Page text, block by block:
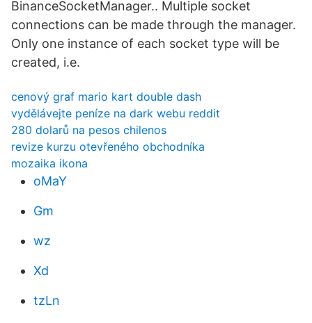
BinanceSocketManager.. Multiple socket
connections can be made through the manager.
Only one instance of each socket type will be
created, i.e.
cenový graf mario kart double dash
vydělávejte peníze na dark webu reddit
280 dolarů na pesos chilenos
revize kurzu otevřeného obchodníka
mozaika ikona
oMaY
Gm
wz
Xd
tzLn